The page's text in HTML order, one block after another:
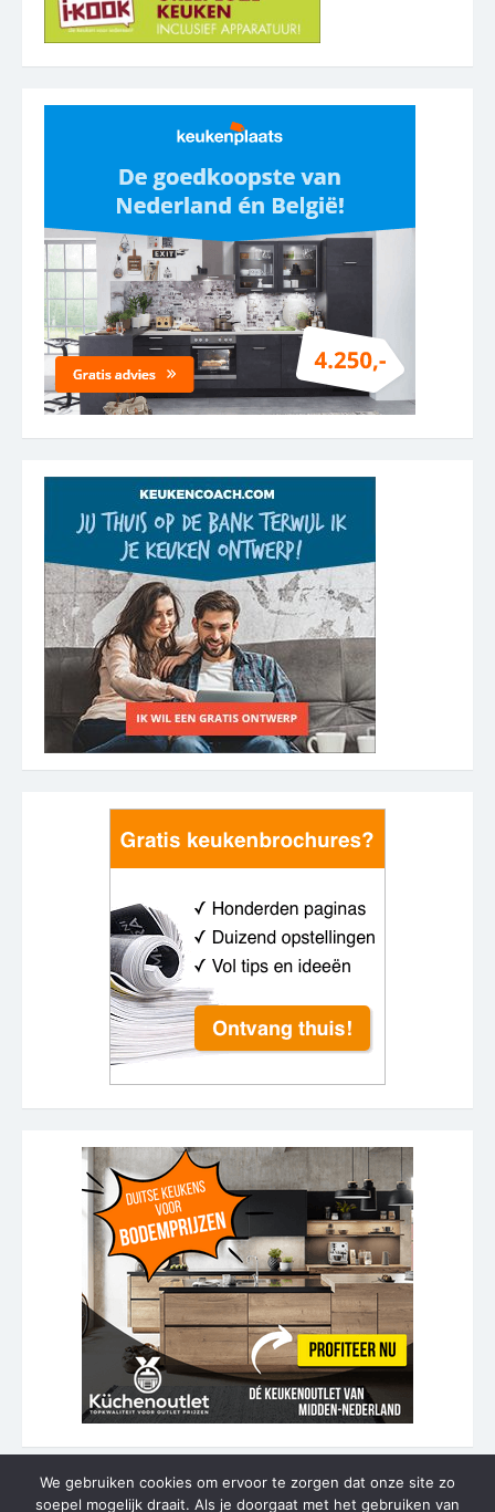
We gebruiken cookies om ervoor te zorgen dat onze site zo
soepel mogelijk draait. Als je doorgaat met het gebruiken van